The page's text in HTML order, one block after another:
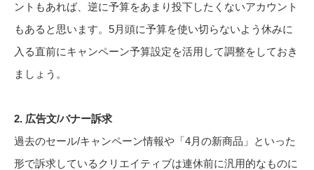
ントもあれば、逆に予算をあまり投下したくないアカウント
もあると思います。5月頭に予算を使い切らないよう休みに
入る直前にキャンペーン予算設定を活用して調整をしておき
ましょう。
2. 広告文/バナー訴求
過去のセール/キャンペーン情報や「4月の新商品」といった
形で訴求しているクリエイティブは連休前に汎用的なものに